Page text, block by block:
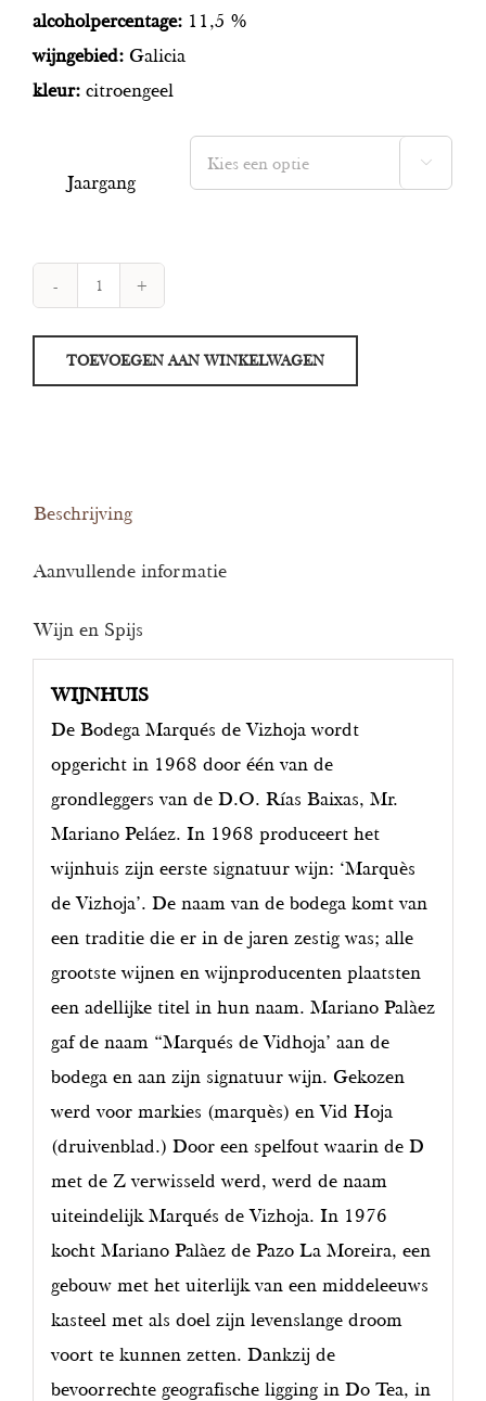
alcoholpercentage: 11,5 %
wijngebied: Galicia
kleur: citroengeel
Jaargang

Marques
de
Vizhoja
TOEVOEGEN AAN WINKELWAGEN
Beschrijving
Aanvullende informatie
Wijn en Spijs
WIJNHUIS
De Bodega Marqués de Vizhoja wordt
opgericht in 1968 door één van de
grondleggers van de D.O. Rías Baixas, Mr.
Mariano Peláez. In 1968 produceert het
wijnhuis zijn eerste signatuur wijn: ‘Marquès
de Vizhoja’. De naam van de bodega komt van
een traditie die er in de jaren zestig was; alle
grootste wijnen en wijnproducenten plaatsten
een adellijke titel in hun naam. Mariano Palàez
gaf de naam “Marqués de Vidhoja’ aan de
bodega en aan zijn signatuur wijn. Gekozen
werd voor markies (marquès) en Vid Hoja
(druivenblad.) Door een spelfout waarin de D
met de Z verwisseld werd, werd de naam
uiteindelijk Marqués de Vizhoja. In 1976
kocht Mariano Palàez de Pazo La Moreira, een
gebouw met het uiterlijk van een middeleeuws
kasteel met als doel zijn levenslange droom
voort te kunnen zetten. Dankzij de
bevoorrechte geografische ligging in Do Tea, in